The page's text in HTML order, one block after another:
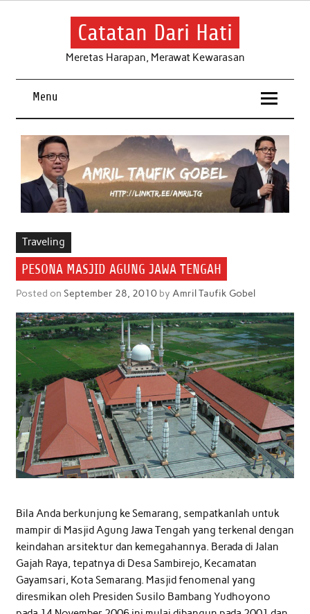
Skip
Catatan Dari Hati
Meretas Harapan, Merawat Kewarasan
Menu
Traveling
PESONA MASJID AGUNG JAWA TENGAH
Posted on September 28, 2010by Amril Taufik Gobel
Bila Anda berkunjung ke Semarang, sempatkanlah untuk
mampir di Masjid Agung Jawa Tengah yang terkenal dengan
keindahan arsitektur dan kemegahannya. Berada di Jalan
Gajah Raya, tepatnya di Desa Sambirejo, Kecamatan
Gayamsari, Kota Semarang. Masjid fenomenal yang
diresmikan oleh Presiden Susilo Bambang Yudhoyono